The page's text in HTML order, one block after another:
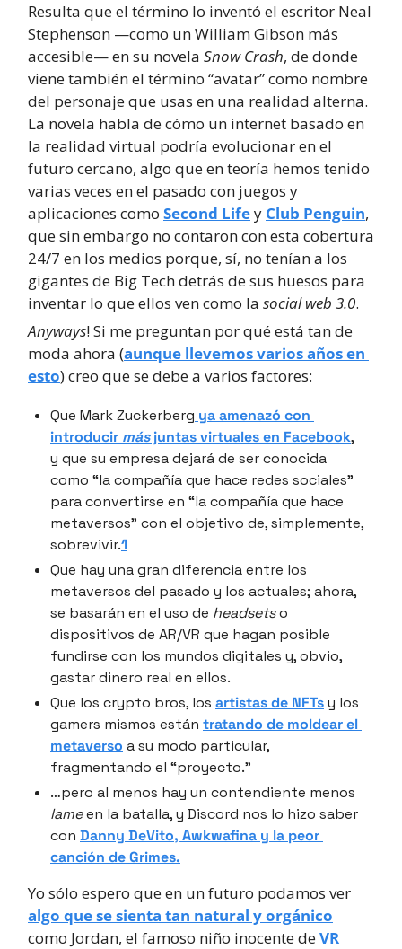
Resulta que el término lo inventó el escritor Neal
Stephenson —como un William Gibson más
accesible— en su novela Snow Crash, de donde
viene también el término “avatar” como nombre
del personaje que usas en una realidad alterna.
La novela habla de cómo un internet basado en
la realidad virtual podría evolucionar en el
futuro cercano, algo que en teoría hemos tenido
varias veces en el pasado con juegos y
aplicaciones como Second Life y Club Penguin,
que sin embargo no contaron con esta cobertura
24/7 en los medios porque, sí, no tenían a los
gigantes de Big Tech detrás de sus huesos para
inventar lo que ellos ven como la social web 3.0.
Anyways! Si me preguntan por qué está tan de
moda ahora (aunque llevemos varios años en
esto) creo que se debe a varios factores:
Que Mark Zuckerberg ya amenazó con
introducir más juntas virtuales en Facebook,
y que su empresa dejará de ser conocida
como “la compañía que hace redes sociales”
para convertirse en “la compañía que hace
metaversos” con el objetivo de, simplemente,
sobrevivir.1
Que hay una gran diferencia entre los
metaversos del pasado y los actuales; ahora,
se basarán en el uso de headsets o
dispositivos de AR/VR que hagan posible
fundirse con los mundos digitales y, obvio,
gastar dinero real en ellos.
Que los crypto bros, los artistas de NFTs y los
gamers mismos están tratando de moldear el
metaverso a su modo particular,
fragmentando el “proyecto.”
lame en la batalla, y Discord nos lo hizo saber
con Danny DeVito, Awkwafina y la peor
canción de Grimes.
algo que se sienta tan natural y orgánico
como Jordan, el famoso niño inocente de VR